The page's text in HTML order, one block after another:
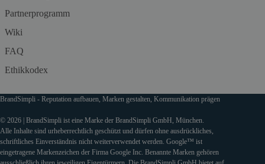
Partnerprogramm
Wiki
FAQ
Ethikkodex
BrandSimpli - Reputation aufbauen, Marken gestalten, Kommunikation prägen
© 2026 | BrandSimpli ist eine Marke der BrandSimpli GmbH, München.
Alle Inhalte sind urheberrechtlich geschützt und dürfen ohne ausdrückliches,
schriftliches Einverständnis nicht weiterverwendet werden. Google™ ist
eingetragene Markenzeichen der Firma Google Inc. Benannte Marken gehören